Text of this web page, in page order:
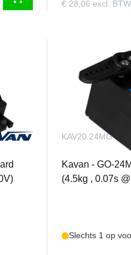
€ 28,06 excl. BTW
KAV20.24MG
Kavan - GO-
(4.5kg , 0.07s
Slechts 1 op